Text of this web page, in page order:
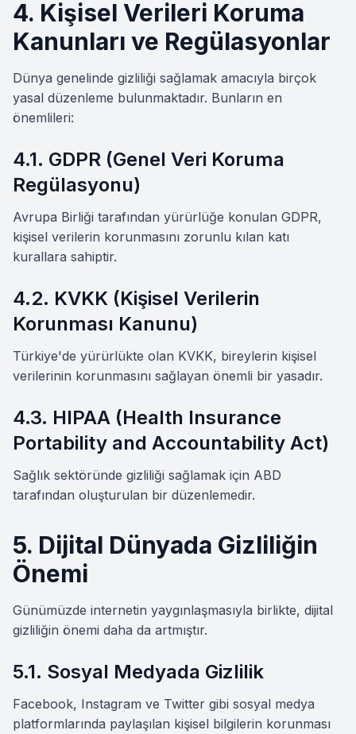
4. Kişisel Verileri Koruma
Kanunları ve Regülasyonlar
Dünya genelinde gizliliği sağlamak amacıyla birçok
yasal düzenleme bulunmaktadır. Bunların en
önemlileri:
4.1. GDPR (Genel Veri Koruma
Regülasyonu)
Avrupa Birliği tarafından yürürlüğe konulan GDPR,
kişisel verilerin korunmasını zorunlu kılan katı
kurallara sahiptir.
4.2. KVKK (Kişisel Verilerin
Korunması Kanunu)
Türkiye'de yürürlükte olan KVKK, bireylerin kişisel
verilerinin korunmasını sağlayan önemli bir yasadır.
4.3. HIPAA (Health Insurance
Portability and Accountability Act)
Sağlık sektöründe gizliliği sağlamak için ABD
tarafından oluşturulan bir düzenlemedir.
5. Dijital Dünyada Gizliliğin
Önemi
Günümüzde internetin yaygınlaşmasıyla birlikte, dijital
gizliliğin önemi daha da artmıştır.
5.1. Sosyal Medyada Gizlilik
Facebook, Instagram ve Twitter gibi sosyal medya
platformlarında paylaşılan kişisel bilgilerin korunması